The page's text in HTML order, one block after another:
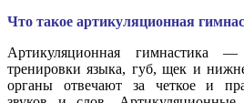
Что такое артикуляционная
Артикуляционная гимнастика
тренировки языка, губ, щек и
органы отвечают за четкое и